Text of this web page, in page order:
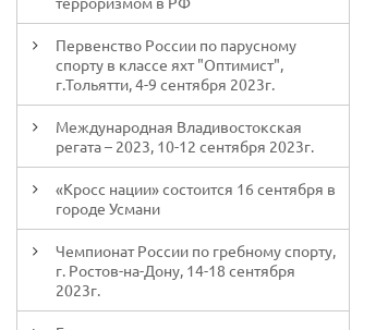
Первенство России по парусному
спорту в классе яхт "Оптимист",
г.Тольятти, 4-9 сентября 2023г.
Международная Владивостокская
регата – 2023, 10-12 сентября 2023г.
«Кросс нации» состоится 16 сентября в
городе Усмани
Чемпионат России по гребному спорту,
г. Ростов-на-Дону, 14-18 сентября
2023г.